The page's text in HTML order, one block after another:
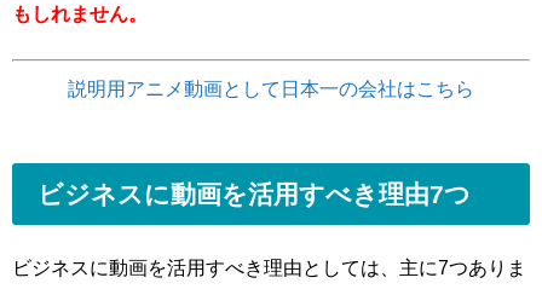
もしれません。
説明用アニメ動画として日本一の会社はこちら
ビジネスに動画を活用すべき理由7つ
ビジネスに動画を活用すべき理由としては、主に7つありま